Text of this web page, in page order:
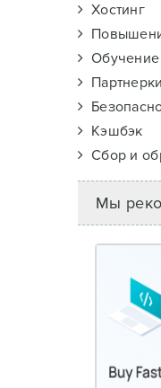
Хостинг
Обучение
Партнерки
Кэшбэк
Сбор и
Мы